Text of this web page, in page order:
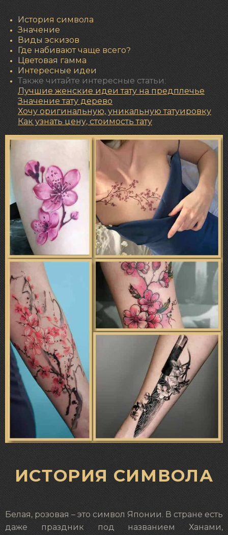
История символа
Значение
Виды эскизов
Где набивают чаще всего?
Цветовая гамма
Интересные идеи
Также читайте интересные статьи:
Лучшие женские идеи тату на предплечье
Значениетату дерево
Хочу оригинальную, уникальную татуировку
Как узнать цену, стоимость тату
ИСТОРИЯ СИМВОЛА
Белая, розовая – это символ Японии. В стране есть
даже праздник под названием Ханами,